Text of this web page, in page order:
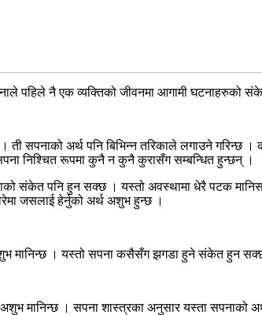
पहिले नै एक व्यक्तिको जीवनमा आगामी घटनाहरुको
सपनाको अर्थ पनि बिभिन्न तरिकाले लगाउने गरिन्छ
निश्चित रूपमा कुनै न कुनै कुरासँग सम्बन्धित हुन्छन् ।
संकेत पनि हुन सक्छ । यस्तो अवस्थामा धेरै पटक
जसलाई हेर्नुको अर्थ अशुभ हुन्छ ।
मानिन्छ । यस्तो सपना कसैसँग झगडा हुने संकेत हुन सक्छ
अशुभ मानिन्छ । सपना शास्त्रका अनुसार यस्ता सपनाको